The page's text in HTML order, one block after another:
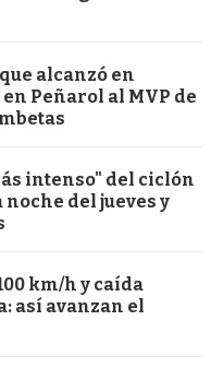
alcanzó en
Peñarol al MVP de
intenso" del ciclón
del jueves y
km/h y caída
así avanzan el